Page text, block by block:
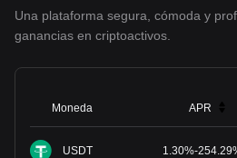
Una plataforma segura, cómoda y
ganancias en criptoactivos.
Moneda APR
USDT 1.30%-254.29